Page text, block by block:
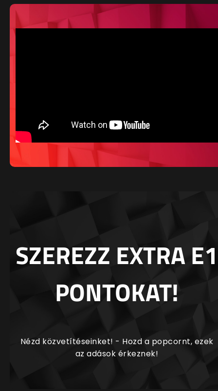
SZEREZZ EXTRA E1
PONTOKAT!
Nézd közvetítéseinket! - Hozd a popcornt, ezek
az adások érkeznek!